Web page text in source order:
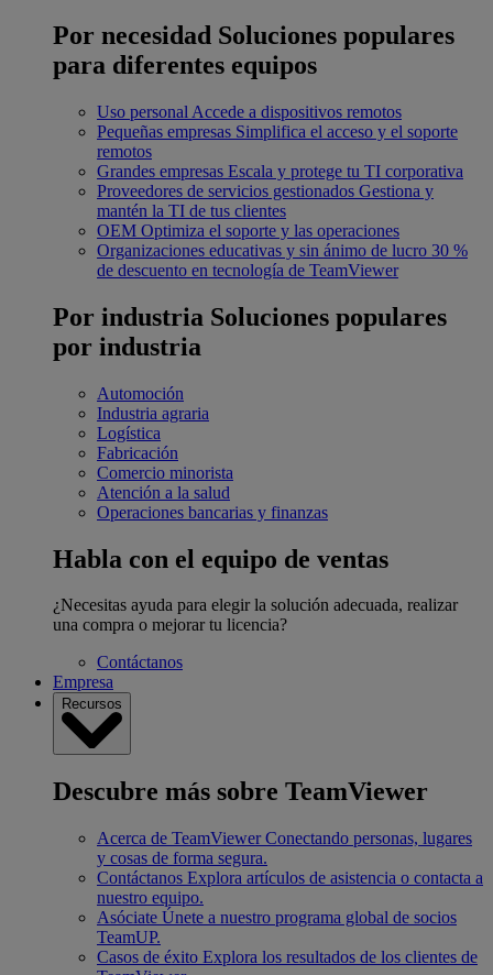
Por necesidad Soluciones populares
para diferentes equipos
Uso personal Accede a dispositivos remotos
Pequeñas empresas Simplifica el acceso y el soporte
remotos
Grandes empresas Escala y protege tu TI corporativa
Proveedores de servicios gestionados Gestiona y
mantén la TI de tus clientes
OEM Optimiza el soporte y las operaciones
Organizaciones educativas y sin ánimo de lucro 30 %
de descuento en tecnología de TeamViewer
Por industria Soluciones populares
por industria
Automoción
Industria agraria
Logística
Fabricación
Comercio minorista
Atención a la salud
Operaciones bancarias y finanzas
Habla con el equipo de ventas
¿Necesitas ayuda para elegir la solución adecuada, realizar
una compra o mejorar tu licencia?
Contáctanos
Empresa
Recursos
Descubre más sobre TeamViewer
Acerca de TeamViewer Conectando personas, lugares
y cosas de forma segura.
Contáctanos Explora artículos de asistencia o contacta a
nuestro equipo.
Asóciate Únete a nuestro programa global de socios
TeamUP.
Casos de éxito Explora los resultados de los clientes de